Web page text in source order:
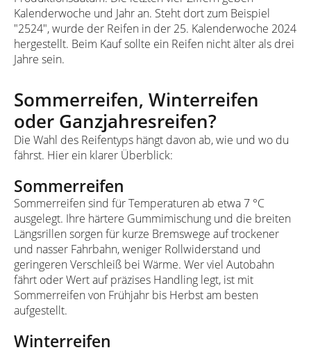
Kalenderwoche und Jahr an. Steht dort zum Beispiel
"2524", wurde der Reifen in der 25. Kalenderwoche 2024
hergestellt. Beim Kauf sollte ein Reifen nicht älter als drei
Jahre sein.
Sommerreifen, Winterreifen
oder Ganzjahresreifen?
Die Wahl des Reifentyps hängt davon ab, wie und wo du
fährst. Hier ein klarer Überblick:
Sommerreifen
Sommerreifen sind für Temperaturen ab etwa 7 °C
ausgelegt. Ihre härtere Gummimischung und die breiten
Längsrillen sorgen für kurze Bremswege auf trockener
und nasser Fahrbahn, weniger Rollwiderstand und
geringeren Verschleiß bei Wärme. Wer viel Autobahn
fährt oder Wert auf präzises Handling legt, ist mit
Sommerreifen von Frühjahr bis Herbst am besten
aufgestellt.
Winterreifen